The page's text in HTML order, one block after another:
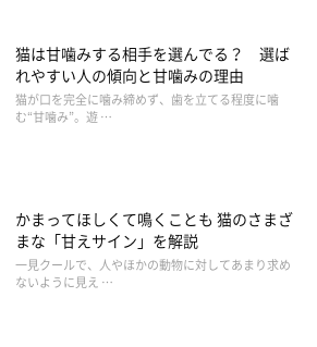
猫は甘噛みする相手を選んでる？ 選ば
れやすい人の傾向と甘噛みの理由
猫が口を完全に噛み締めず、歯を立てる程度に噛
む“甘噛み”。遊 …
かまってほしくて鳴くことも 猫のさまざ
まな「甘えサイン」を解説
一見クールで、人やほかの動物に対してあまり求め
ないように見え …